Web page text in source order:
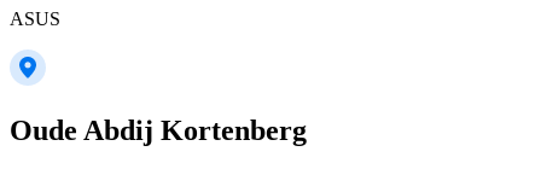
ASUS
Oude Abdij Kortenberg